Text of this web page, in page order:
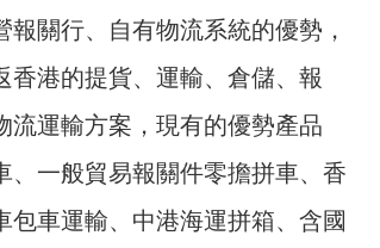
關行、自有物流系統的優勢，
香港的提貨、運輸、倉儲、報
流運輸方案，現有的優勢產品
、一般貿易報關件零擔拼車、香
包車運輸、中港海運拼箱、含國